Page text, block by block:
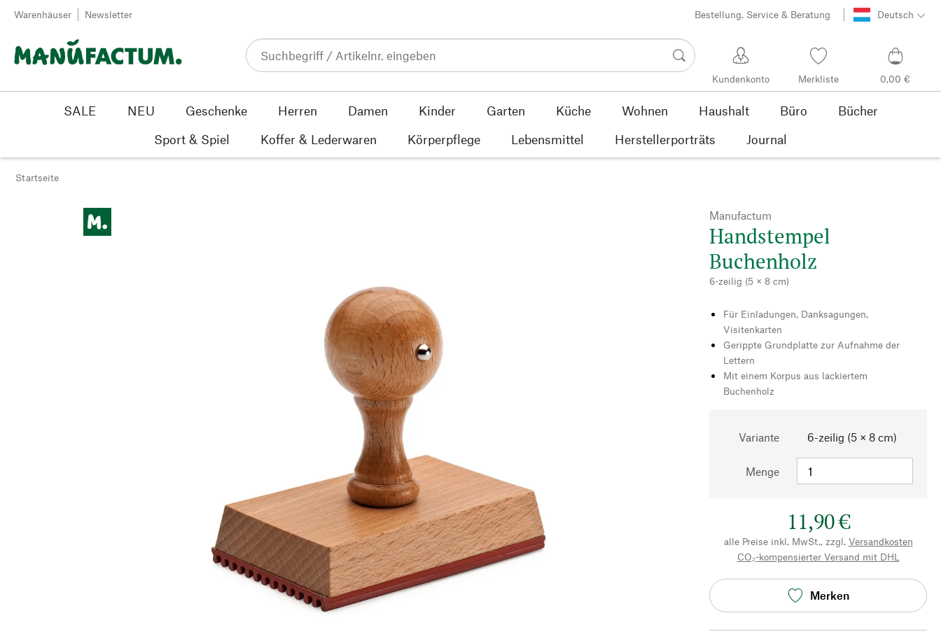
Zum Inhalt springen
Warenhäuser Newsletter Bestellung, Service & Beratung Deutsch
Kundenkonto Merkliste 0,00 €
SALE NEU Geschenke Herren Damen Kinder Garten Küche Wohnen Haushalt Büro
Bücher
Sport & Spiel
Koffer & Lederwaren Körperpflege Lebensmittel Herstellerporträts Journal
Startseite
Manufactum
Handstempel
Buchenholz
6-zeilig (5 × 8 cm)
Für Einladungen, Danksagungen,
Visitenkarten
Gerippte Grundplatte zur Aufnahme der
Lettern
Mit einem Korpus aus lackiertem
Buchenholz
Variante 6-zeilig (5 × 8 cm)
Menge
11,90 €
alle Preise inkl. MwSt., zzgl. Versandkosten
CO₂-kompensierter Versand mit DHL
Merken